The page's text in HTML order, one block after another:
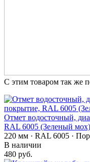
С этим товаром так же
Отмет водосточный,
RAL 6005 (Зеленый мох)
220 мм · RAL 6005 ·
В наличии
480 руб.